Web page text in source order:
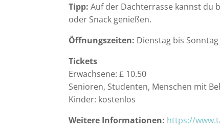
Tipp: Auf der Dachterrasse kannst du
oder Snack genießen.
Öffnungszeiten: Dienstag bis
Tickets
Erwachsene: £ 10.50
Senioren, Studenten, Menschen mit
Kinder: kostenlos
Weitere Informationen: https://